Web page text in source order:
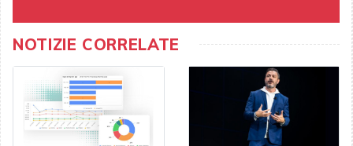
NOTIZIE CORRELATE